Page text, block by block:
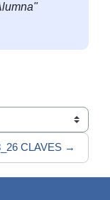
CLAVES →